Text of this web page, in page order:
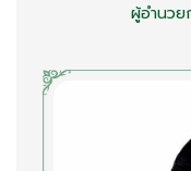
ผู้อำนวย